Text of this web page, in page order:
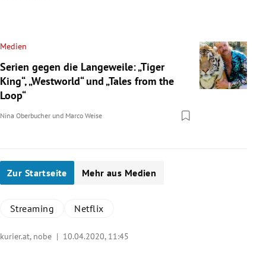
Medien
Serien gegen die Langeweile: „Tiger
King“, „Westworld“ und „Tales from the
Loop“
Nina Oberbucher und Marco Weise
Zur Startseite Mehr aus Medien
Streaming Netflix
kurier.at, nobe | 10.04.2020, 11:45